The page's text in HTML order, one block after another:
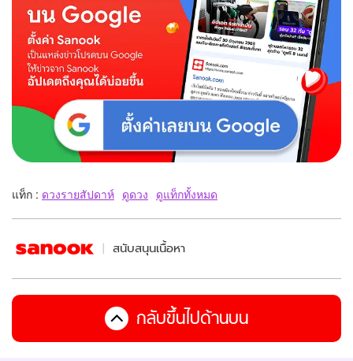
แท็ก : ดวงรายสัปดาห์ ดูดวง ดูแท็กทั้งหมด
สนับสนุนเนื้อหา
กลับขึ้นไปด้านบน